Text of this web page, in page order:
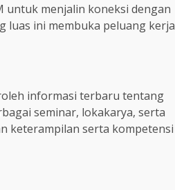
untuk menjalin koneksi dengan
luas ini membuka peluang kerja
informasi terbaru tentang
seminar, lokakarya, serta
keterampilan serta kompetensi